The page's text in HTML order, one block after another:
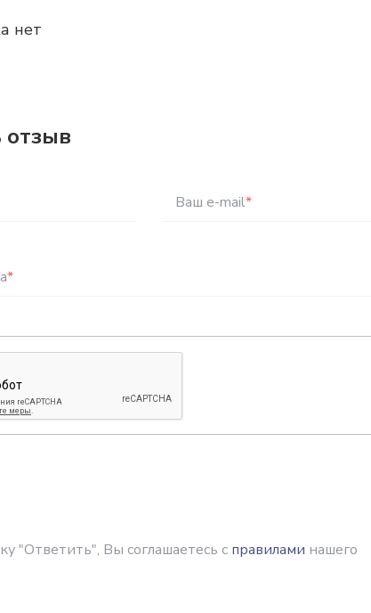
нет
отзыв
Ваш e-mail*
*
"Ответить", Вы соглашаетесь с правилами нашего